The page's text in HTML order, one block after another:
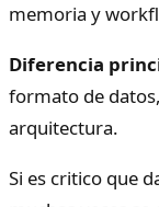
memoria y
Diferencia
formato de
arquitectura.
Si es critico que